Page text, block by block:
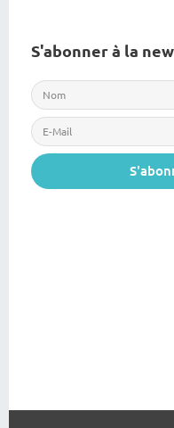
S'abonner à la